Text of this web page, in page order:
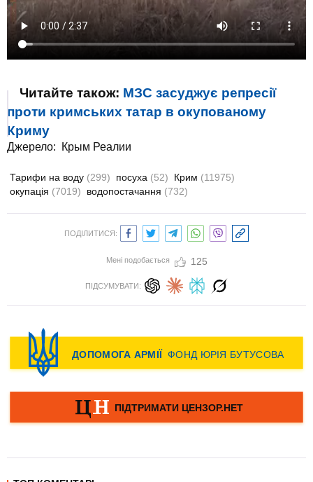
Читайте також: МЗС засуджує репресії
проти кримських татар в окупованому
Криму
Джерело: Крым Реалии
Тарифи на воду (299) посуха (52) Крим (11975)
окупація (7019) водопостачання (732)
ПОДІЛИТИСЯ:
Мені подобається 125
ПІДСУМУВАТИ: